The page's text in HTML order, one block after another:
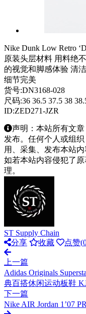
Nike Dunk Low Retro
原装头层材料 用料绝
的视觉和脚感体验 清
细节完美
货号:DN3168-028
尺码:36 36.5 37.5 38
ID:ZED271-JZR
声明：本站所有文
发布。任何个人或组
用、采集、发布本站
如若本站内容侵犯了
理。
ST Supply Chain
分享
收藏 点赞(
上一篇
Adidas Originals
典百搭休闲运动板鞋
下一篇
Nike AIR Jordan 1’07